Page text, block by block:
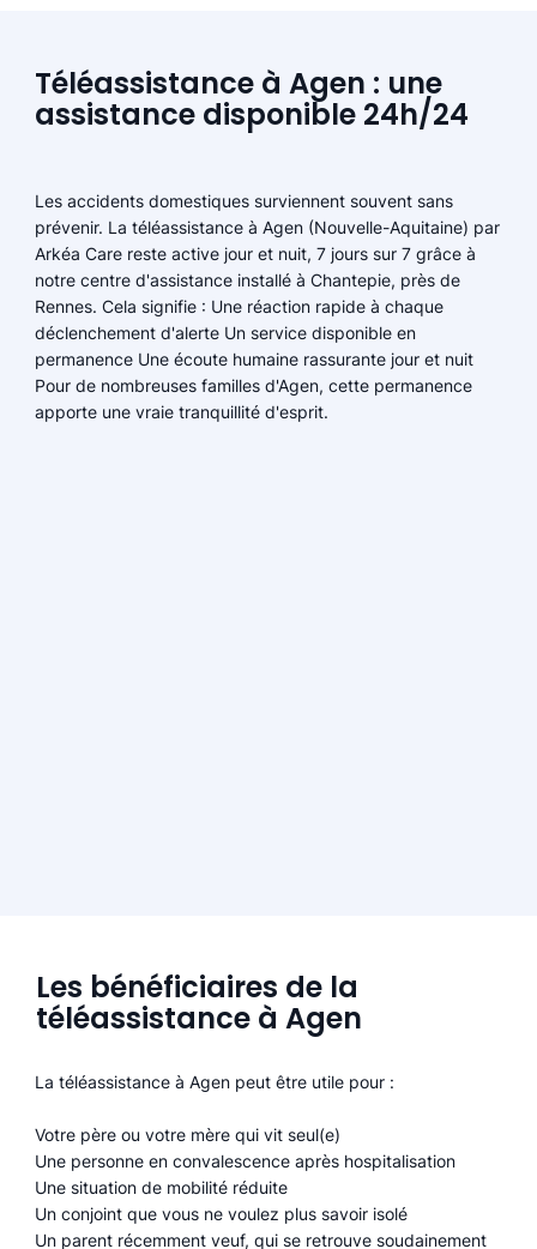
Téléassistance à Agen : une
assistance disponible 24h/24
Les accidents domestiques surviennent souvent sans
prévenir. La téléassistance à Agen (Nouvelle-Aquitaine) par
Arkéa Care reste active jour et nuit, 7 jours sur 7 grâce à
notre centre d'assistance installé à Chantepie, près de
Rennes. Cela signifie : Une réaction rapide à chaque
déclenchement d'alerte Un service disponible en
permanence Une écoute humaine rassurante jour et nuit
Pour de nombreuses familles d'Agen, cette permanence
apporte une vraie tranquillité d'esprit.
Les bénéficiaires de la
téléassistance à Agen
La téléassistance à Agen peut être utile pour :
Votre père ou votre mère qui vit seul(e)
Une personne en convalescence après hospitalisation
Une situation de mobilité réduite
Un conjoint que vous ne voulez plus savoir isolé
Un parent récemment veuf, qui se retrouve soudainement